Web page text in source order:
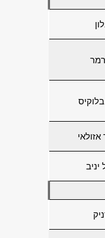
יניב